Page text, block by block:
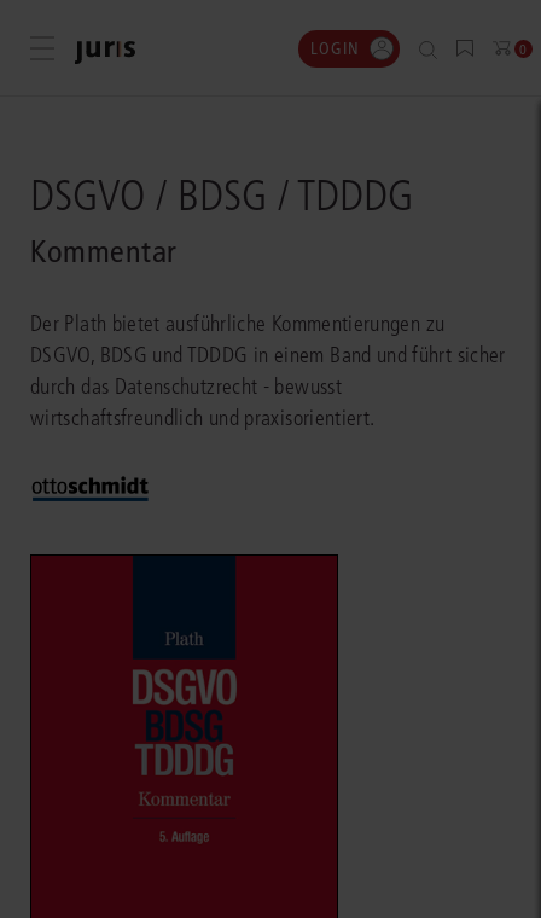
Menü öffnen LOGIN 0
DSGVO / BDSG / TDDDG
Kommentar
Der Plath bietet ausführliche Kommentierungen zu
DSGVO, BDSG und TDDDG in einem Band und führt sicher
durch das Datenschutzrecht - bewusst
wirtschaftsfreundlich und praxisorientiert.